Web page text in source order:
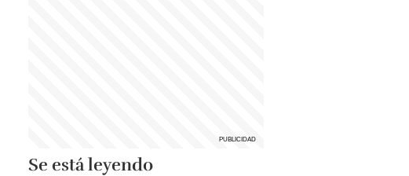
Se está leyendo